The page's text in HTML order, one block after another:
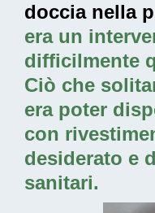
doccia nella
era un
difficilmente
Ciò che
era poter
con
desiderato e
sanitari.